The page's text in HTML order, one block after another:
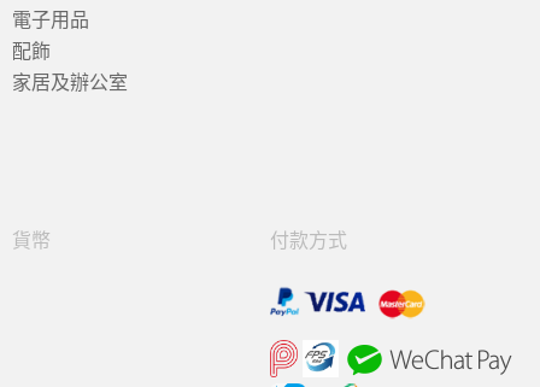
電子用品
配飾
家居及辦公室
貨幣 付款方式